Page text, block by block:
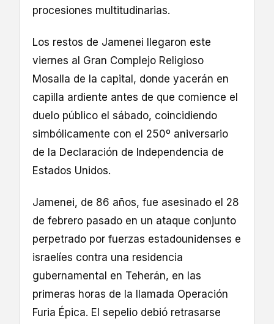
procesiones multitudinarias.
Los restos de Jamenei llegaron este
viernes al Gran Complejo Religioso
Mosalla de la capital, donde yacerán en
capilla ardiente antes de que comience el
duelo público el sábado, coincidiendo
simbólicamente con el 250º aniversario
de la Declaración de Independencia de
Estados Unidos.
Jamenei, de 86 años, fue asesinado el 28
de febrero pasado en un ataque conjunto
perpetrado por fuerzas estadounidenses e
israelíes contra una residencia
gubernamental en Teherán, en las
primeras horas de la llamada Operación
Furia Épica. El sepelio debió retrasarse